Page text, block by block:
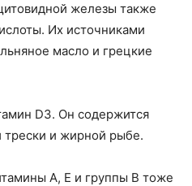
железы также
Их источниками
масло и грецкие
D3. Он содержится
трески и жирной рыбе.
А, Е и группы В тоже